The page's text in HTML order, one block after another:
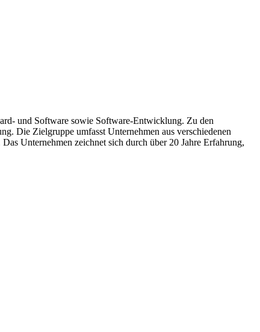
und Software sowie Software-Entwicklung. Zu den
Die Zielgruppe umfasst Unternehmen aus verschiedenen
Unternehmen zeichnet sich durch über 20 Jahre Erfahrung,